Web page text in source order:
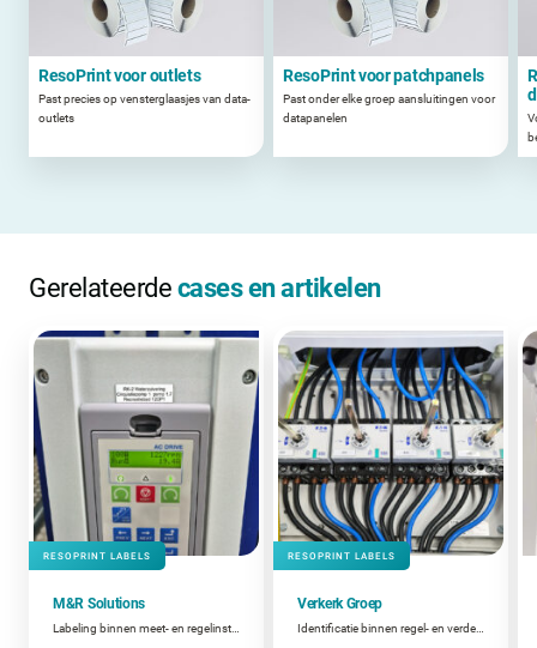
ResoPrint voor outlets
Past precies op vensterglaasjes van data-
outlets
ResoPrint voor patchpanels
Past onder elke groep aansluitingen voor
datapanelen
Gerelateerde cases en artikelen
RESOPRINT LABELS
M&R Solutions
RESOPRINT LABELS
Verkerk Groep